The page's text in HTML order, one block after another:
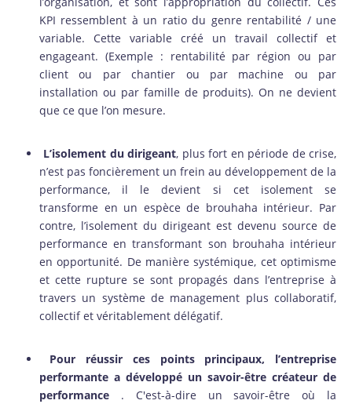
KPI ressemblent à un ratio du genre rentabilité / une
variable. Cette variable créé un travail collectif et
engageant. (Exemple : rentabilité par région ou par
client ou par chantier ou par machine ou par
installation ou par famille de produits). On ne devient
que ce que l’on mesure.
L’isolement du dirigeant, plus fort en période de crise,
n’est pas foncièrement un frein au développement de la
performance, il le devient si cet isolement se
transforme en un espèce de brouhaha intérieur. Par
contre, l’isolement du dirigeant est devenu source de
performance en transformant son brouhaha intérieur
en opportunité. De manière systémique, cet optimisme
et cette rupture se sont propagés dans l’entreprise à
travers un système de management plus collaboratif,
collectif et véritablement délégatif.
Pour réussir ces points principaux, l’entreprise
performante a développé un savoir-être créateur de
performance . C'est-à-dire un savoir-être où la